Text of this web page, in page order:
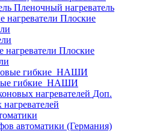
Пленочный нагреватель
Плоские
Плоские
гибкие_НАШИ
Доп.